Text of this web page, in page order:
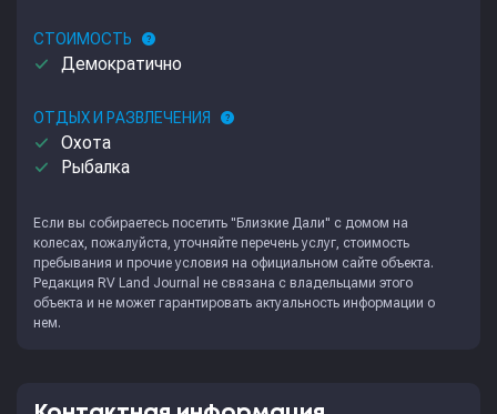
СТОИМОСТЬ help
done Демократично
ОТДЫХ И РАЗВЛЕЧЕНИЯ help
done Охота
done Рыбалка
Если вы собираетесь посетить "Близкие Дали" с домом на
колесах, пожалуйста, уточняйте перечень услуг, стоимость
пребывания и прочие условия на официальном сайте объекта.
Редакция RV Land Journal не связана с владельцами этого
объекта и не может гарантировать актуальность информации о
нем.